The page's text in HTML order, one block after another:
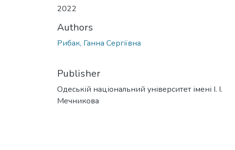
2022
Authors
Рибак, Ганна Сергіївна
Publisher
Одеській національний університет імені І. І.
Мечникова